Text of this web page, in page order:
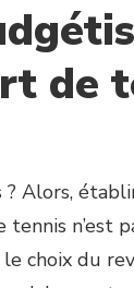
de
? Alors,
n’est
choix du